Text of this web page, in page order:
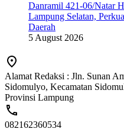
Danramil 421-06/Natar
Lampung Selatan,
Daerah
5 August 2026
Alamat Redaksi : Jln. Sunan
Sidomulyo, Kecamatan
Provinsi Lampung
082162360534